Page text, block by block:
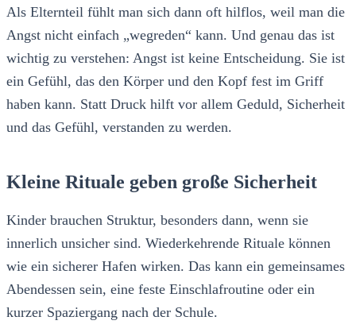
Als Elternteil fühlt man sich dann oft hilflos, weil man die
Angst nicht einfach „wegreden“ kann. Und genau das ist
wichtig zu verstehen: Angst ist keine Entscheidung. Sie ist
ein Gefühl, das den Körper und den Kopf fest im Griff
haben kann. Statt Druck hilft vor allem Geduld, Sicherheit
und das Gefühl, verstanden zu werden.
Kleine Rituale geben große Sicherheit
Kinder brauchen Struktur, besonders dann, wenn sie
innerlich unsicher sind. Wiederkehrende Rituale können
wie ein sicherer Hafen wirken. Das kann ein gemeinsames
Abendessen sein, eine feste Einschlafroutine oder ein
kurzer Spaziergang nach der Schule.